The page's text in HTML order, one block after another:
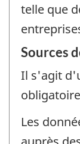
telle que
Sources
Il s'agit
Les